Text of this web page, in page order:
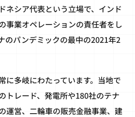
ネシア代表という立場で、インド
事業オペレーションの責任者をし
のパンデミックの最中の2021年2
に多岐にわたっています。当地で
トレード、発電所や180社のテナ
運営、二輪車の販売金融事業、建